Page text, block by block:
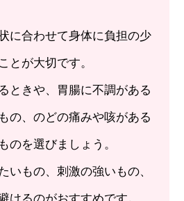
に合わせて身体に負担の少
とが大切です。
ときや、胃腸に不調がある
の、のどの痛みや咳がある
のを選びましょう。
いもの、刺激の強いもの、
けるのがおすすめです。